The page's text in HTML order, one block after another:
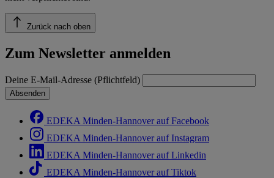
Zurück nach oben
Zum Newsletter anmelden
Deine E-Mail-Adresse (Pflichtfeld)
Absenden
EDEKA Minden-Hannover auf Facebook
EDEKA Minden-Hannover auf Instagram
EDEKA Minden-Hannover auf Linkedin
EDEKA Minden-Hannover auf Tiktok